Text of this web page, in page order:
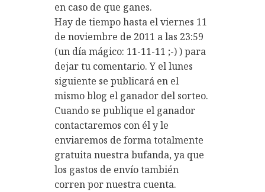
en caso de que ganes.
Hay de tiempo hasta el viernes 11
de noviembre de 2011 a las 23:59
(un día mágico: 11-11-11 ;-) ) para
dejar tu comentario. Y el lunes
siguiente se publicará en el
mismo blog el ganador del sorteo.
Cuando se publique el ganador
contactaremos con él y le
enviaremos de forma totalmente
gratuita nuestra bufanda, ya que
los gastos de envío también
corren por nuestra cuenta.